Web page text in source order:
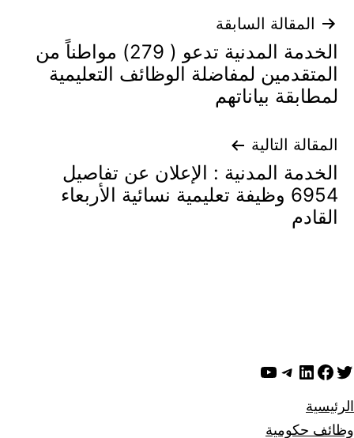
تصفّح
المقالات
المقالة السابقة
الخدمة المدنية تدعو ( 279) مواطناً من
المتقدمين لمفاضلة الوظائف التعليمية
لمطابقة بياناتهم
المقالة التالية
الخدمة المدنية : الإعلان عن تفاصيل
6954 وظيفة تعليمية نسائية الأربعاء
القادم
تويترفيسبوك
لينكد إن تيليجرام
يوتيوب
الرئيسية
وظائف حكومية